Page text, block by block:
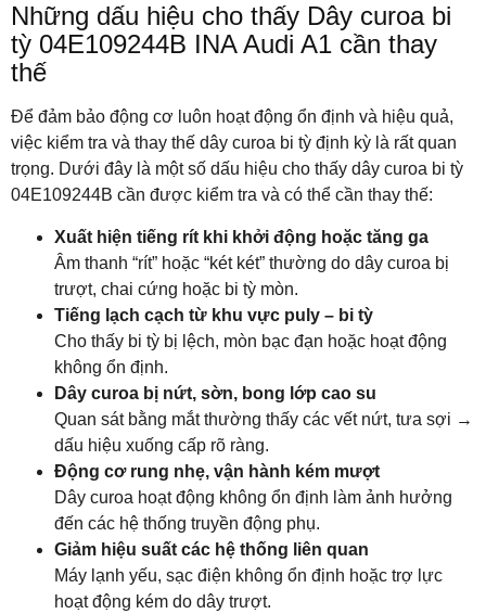
Những dấu hiệu cho thấy Dây curoa bi
tỳ 04E109244B INA Audi A1 cần thay
thế
Để đảm bảo động cơ luôn hoạt động ổn định và hiệu quả,
việc kiểm tra và thay thế dây curoa bi tỳ định kỳ là rất quan
trọng. Dưới đây là một số dấu hiệu cho thấy dây curoa bi tỳ
04E109244B cần được kiểm tra và có thể cần thay thế:
Xuất hiện tiếng rít khi khởi động hoặc tăng ga
Âm thanh “rít” hoặc “két két” thường do dây curoa bị
trượt, chai cứng hoặc bi tỳ mòn.
Tiếng lạch cạch từ khu vực puly – bi tỳ
Cho thấy bi tỳ bị lệch, mòn bạc đạn hoặc hoạt động
không ổn định.
Dây curoa bị nứt, sờn, bong lớp cao su
Quan sát bằng mắt thường thấy các vết nứt, tưa sợi →
dấu hiệu xuống cấp rõ ràng.
Động cơ rung nhẹ, vận hành kém mượt
Dây curoa hoạt động không ổn định làm ảnh hưởng
đến các hệ thống truyền động phụ.
Giảm hiệu suất các hệ thống liên quan
Máy lạnh yếu, sạc điện không ổn định hoặc trợ lực
hoạt động kém do dây trượt.